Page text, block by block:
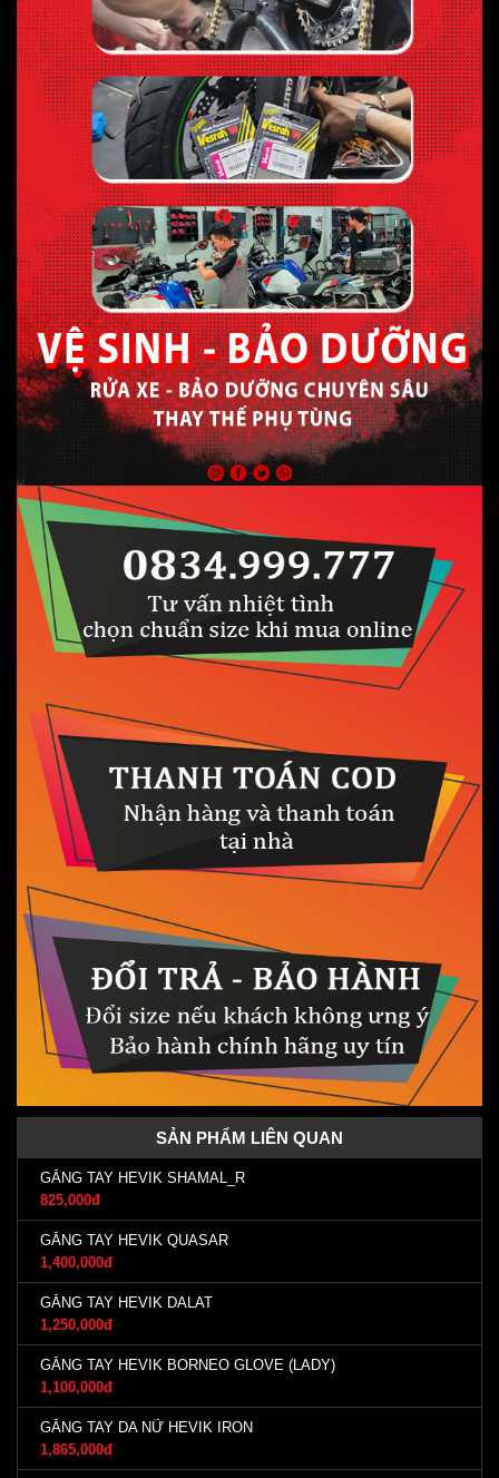
SẢN PHẨM LIÊN QUAN
GĂNG TAY HEVIK SHAMAL_R
825,000đ
GĂNG TAY HEVIK QUASAR
1,400,000đ
GĂNG TAY HEVIK DALAT
1,250,000đ
GĂNG TAY HEVIK BORNEO GLOVE (LADY)
1,100,000đ
GĂNG TAY DA NỮ HEVIK IRON
1,865,000đ